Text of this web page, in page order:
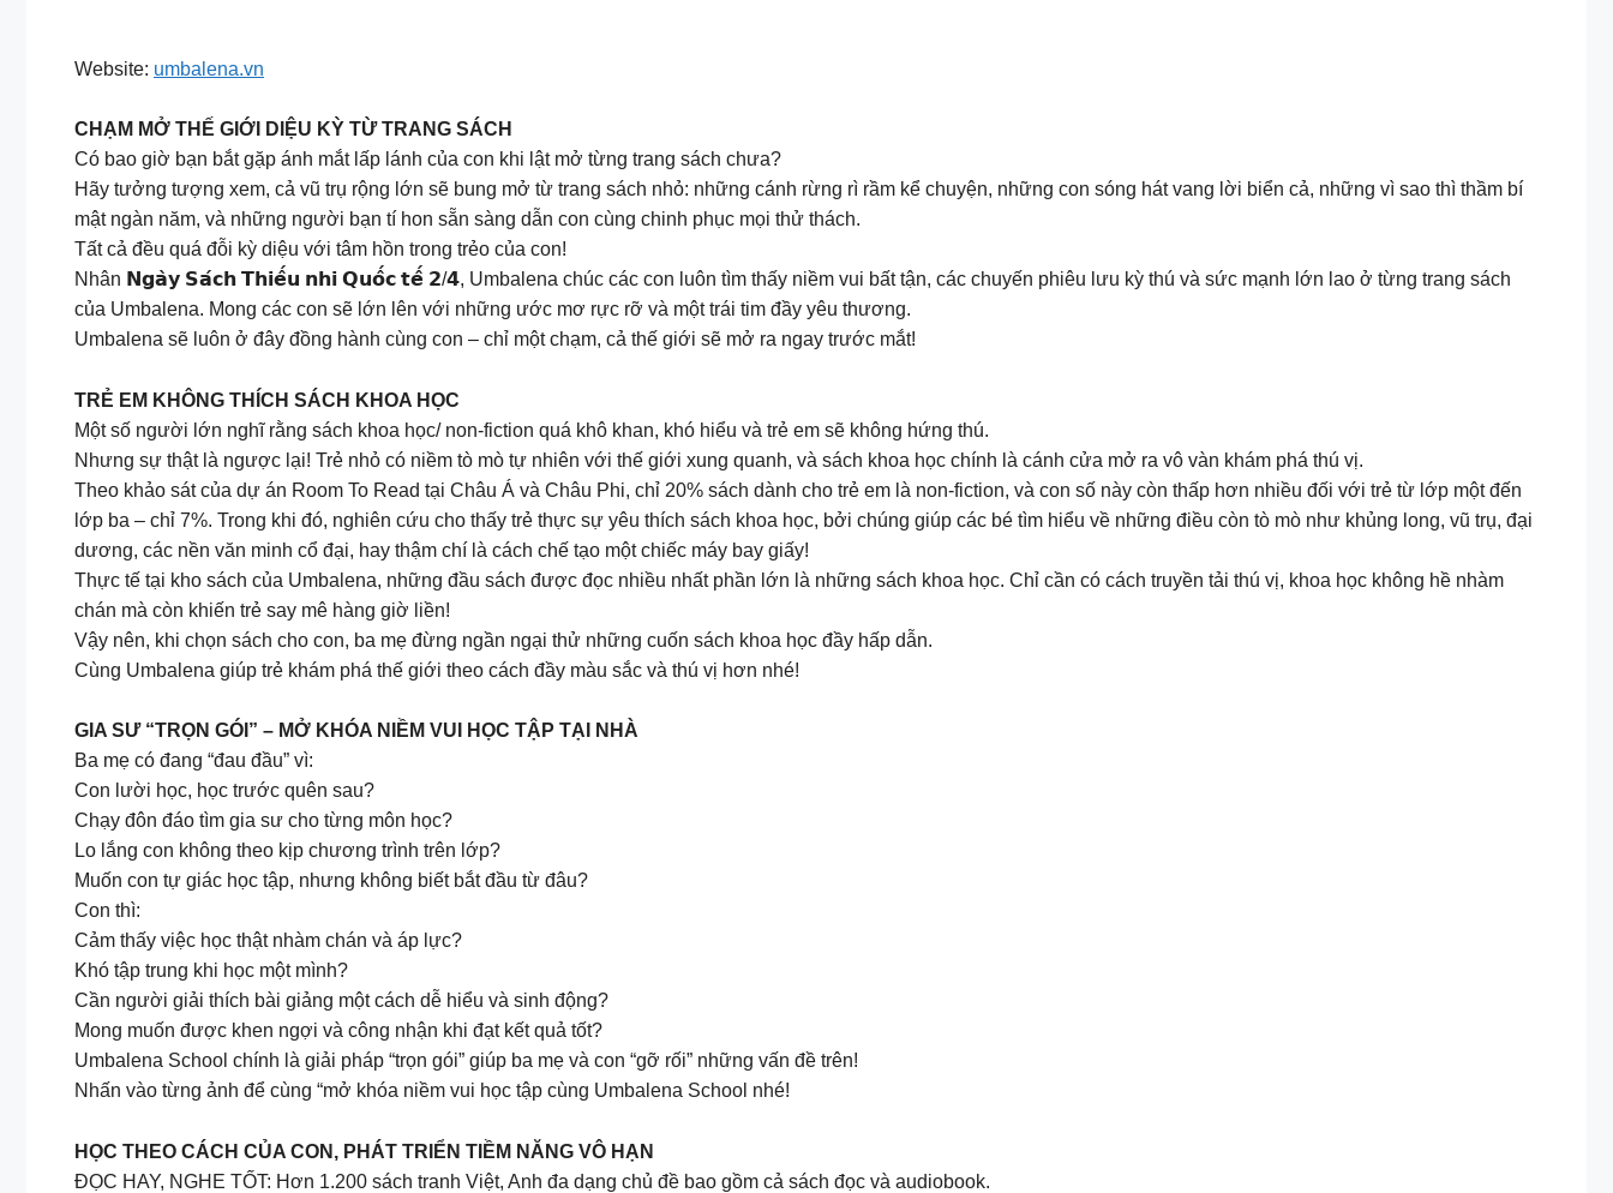
Website: umbalena.vn
CHẠM MỞ THẾ GIỚI DIỆU KỲ TỪ TRANG SÁCH
Có bao giờ bạn bắt gặp ánh mắt lấp lánh của con khi lật mở từng trang sách chưa?
Hãy tưởng tượng xem, cả vũ trụ rộng lớn sẽ bung mở từ trang sách nhỏ: những cánh rừng rì rầm kể chuyện, những con sóng hát vang lời biển cả, những vì sao thì thầm bí
mật ngàn năm, và những người bạn tí hon sẵn sàng dẫn con cùng chinh phục mọi thử thách.
Tất cả đều quá đỗi kỳ diệu với tâm hồn trong trẻo của con!
Nhân 𝗡𝗴𝗮̀𝘆 𝗦𝗮́𝗰𝗵 𝗧𝗵𝗶𝗲̂́𝘂 𝗻𝗵𝗶 𝗤𝘂𝗼̂́𝗰 𝘁𝗲̂́ 𝟮/𝟰, Umbalena chúc các con luôn tìm thấy niềm vui bất tận, các chuyến phiêu lưu kỳ thú và sức mạnh lớn lao ở từng trang sách
của Umbalena. Mong các con sẽ lớn lên với những ước mơ rực rỡ và một trái tim đầy yêu thương.
Umbalena sẽ luôn ở đây đồng hành cùng con – chỉ một chạm, cả thế giới sẽ mở ra ngay trước mắt!
TRẺ EM KHÔNG THÍCH SÁCH KHOA HỌC
Một số người lớn nghĩ rằng sách khoa học/ non-fiction quá khô khan, khó hiểu và trẻ em sẽ không hứng thú.
Nhưng sự thật là ngược lại! Trẻ nhỏ có niềm tò mò tự nhiên với thế giới xung quanh, và sách khoa học chính là cánh cửa mở ra vô vàn khám phá thú vị.
Theo khảo sát của dự án Room To Read tại Châu Á và Châu Phi, chỉ 20% sách dành cho trẻ em là non-fiction, và con số này còn thấp hơn nhiều đối với trẻ từ lớp một đến
lớp ba – chỉ 7%. Trong khi đó, nghiên cứu cho thấy trẻ thực sự yêu thích sách khoa học, bởi chúng giúp các bé tìm hiểu về những điều còn tò mò như khủng long, vũ trụ, đại
dương, các nền văn minh cổ đại, hay thậm chí là cách chế tạo một chiếc máy bay giấy!
Thực tế tại kho sách của Umbalena, những đầu sách được đọc nhiều nhất phần lớn là những sách khoa học. Chỉ cần có cách truyền tải thú vị, khoa học không hề nhàm
chán mà còn khiến trẻ say mê hàng giờ liền!
Vậy nên, khi chọn sách cho con, ba mẹ đừng ngần ngại thử những cuốn sách khoa học đầy hấp dẫn.
Cùng Umbalena giúp trẻ khám phá thế giới theo cách đầy màu sắc và thú vị hơn nhé!
GIA SƯ “TRỌN GÓI” – MỞ KHÓA NIỀM VUI HỌC TẬP TẠI NHÀ
Ba mẹ có đang “đau đầu” vì:
Con lười học, học trước quên sau?
Chạy đôn đáo tìm gia sư cho từng môn học?
Lo lắng con không theo kịp chương trình trên lớp?
Muốn con tự giác học tập, nhưng không biết bắt đầu từ đâu?
Con thì:
Cảm thấy việc học thật nhàm chán và áp lực?
Khó tập trung khi học một mình?
Cần người giải thích bài giảng một cách dễ hiểu và sinh động?
Mong muốn được khen ngợi và công nhận khi đạt kết quả tốt?
Umbalena School chính là giải pháp “trọn gói” giúp ba mẹ và con “gỡ rối” những vấn đề trên!
Nhấn vào từng ảnh để cùng “mở khóa niềm vui học tập cùng Umbalena School nhé!
HỌC THEO CÁCH CỦA CON, PHÁT TRIỂN TIỀM NĂNG VÔ HẠN
ĐỌC HAY, NGHE TỐT: Hơn 1.200 sách tranh Việt, Anh đa dạng chủ đề bao gồm cả sách đọc và audiobook.